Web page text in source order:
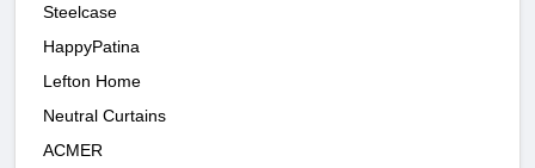
Steelcase
HappyPatina
Lefton Home
Neutral Curtains
ACMER